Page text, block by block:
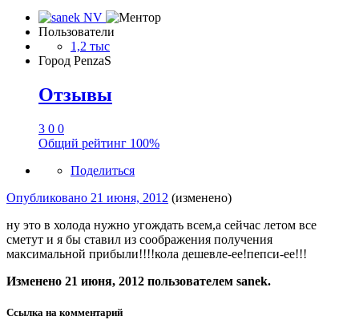
Пользователи
1,2 тыс
Город PenzaS
Отзывы
3 0 0
Общий рейтинг 100%
Поделиться
Опубликовано 21 июня, 2012 (изменено)
ну это в холода нужно угождать всем,а сейчас летом все
сметут и я бы ставил из соображения получения
максимальной прибыли!!!!кола дешевле-ее!пепси-ее!!!
Изменено 21 июня, 2012 пользователем sanek.
Ссылка на комментарий